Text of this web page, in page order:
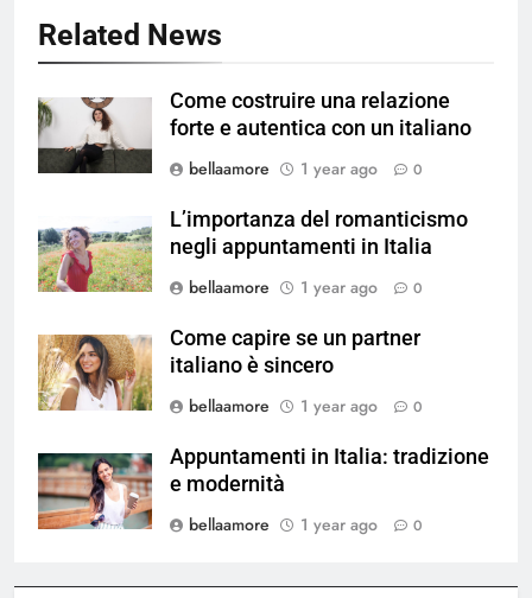
Related News
Come costruire una relazione
forte e autentica con un italiano
bellaamore
1 year ago 0
L’importanza del romanticismo
negli appuntamenti in Italia
bellaamore
1 year ago 0
Come capire se un partner
italiano è sincero
bellaamore
1 year ago 0
Appuntamenti in Italia: tradizione
e modernità
bellaamore
1 year ago 0